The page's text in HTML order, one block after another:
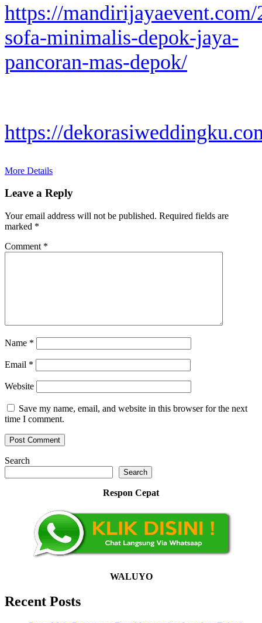
https://
sofa-minimalis-depok-jaya-
pancoran-mas-depok/
https://
More Details
Leave a Reply
Your email address will not be published. Required fields are
marked *
Comment *
Name *
Email *
Website
Save my name, email, and website in this browser for the next
time I comment.
Search
Search
Respon Cepat
WALUYO
Recent Posts